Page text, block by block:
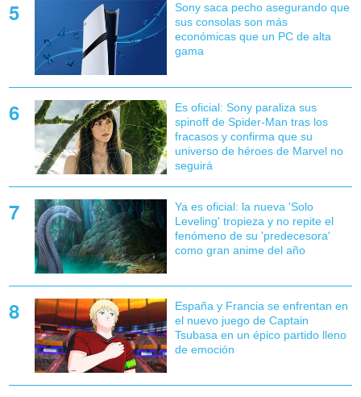
Sony saca pecho asegurando que
sus consolas son más
económicas que un PC de alta
gama
Es oficial: Sony paraliza sus
spinoff de Spider-Man tras los
fracasos y confirma que su
universo de héroes de Marvel no
seguirá
Ya es oficial: la nueva 'Solo
Leveling' tropieza y no repite el
fenómeno de su 'predecesora'
como gran anime del año
España y Francia se enfrentan en
el nuevo juego de Captain
Tsubasa en un épico partido lleno
de emoción